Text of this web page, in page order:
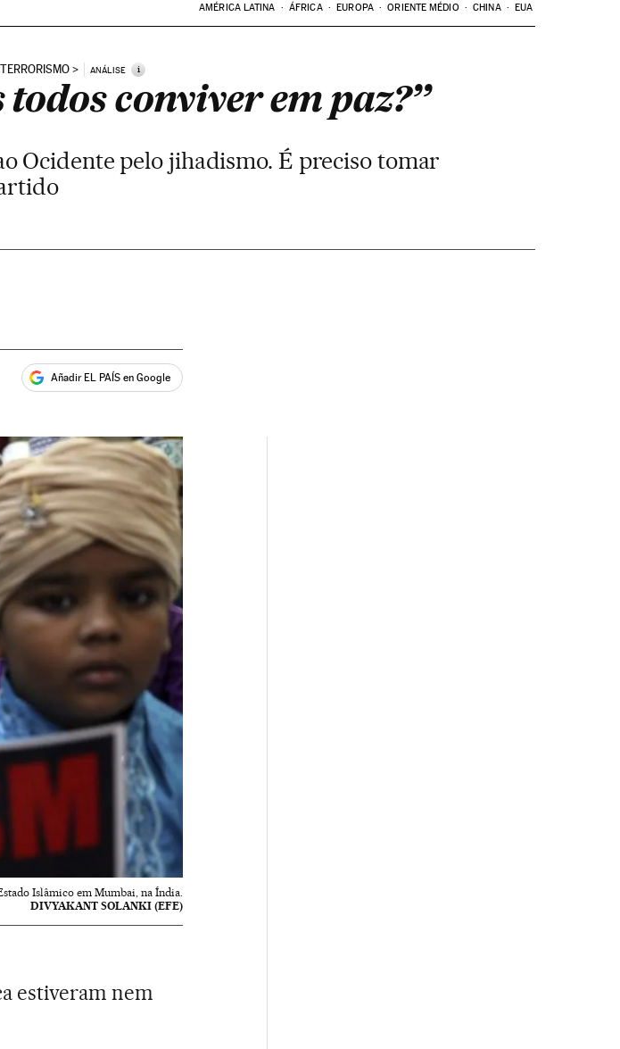
AMÉRICA LATINA ÁFRICA EUROPA ORIENTE MÉDIO CHINA EUA
ANÁLISE i
conviver em paz?”
Ocidente pelo jihadismo. É preciso tomar
Añadir EL PAÍS en Google
Islâmico em Mumbai, na Índia.
DIVYAKANT SOLANKI (EFE)
estiveram nem